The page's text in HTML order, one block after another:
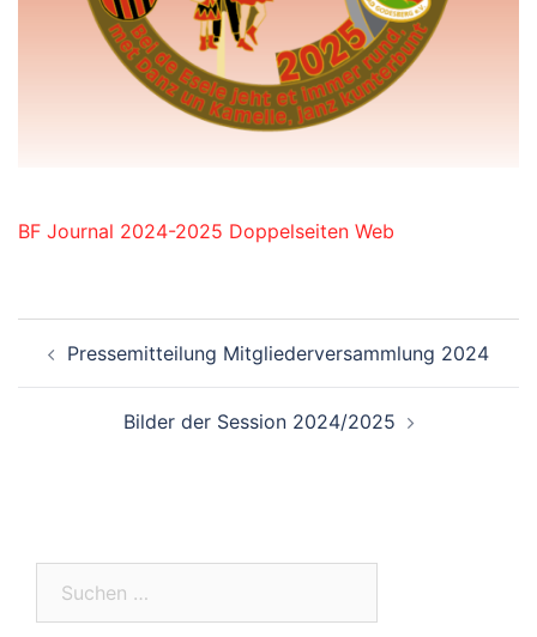
BF Journal 2024-2025 Doppelseiten Web
Navigation
Pressemitteilung Mitgliederversammlung 2024
Bilder der Session 2024/2025
nach: